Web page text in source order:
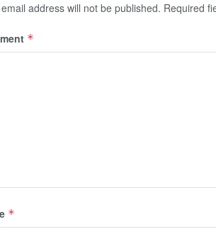
address will not be published. Required
*
*